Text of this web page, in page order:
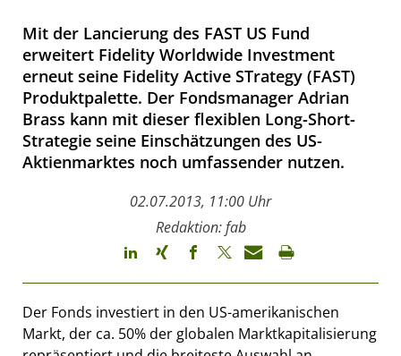
Mit der Lancierung des FAST US Fund
erweitert Fidelity Worldwide Investment
erneut seine Fidelity Active STrategy (FAST)
Produktpalette. Der Fondsmanager Adrian
Brass kann mit dieser flexiblen Long-Short-
Strategie seine Einschätzungen des US-
Aktienmarktes noch umfassender nutzen.
02.07.2013, 11:00 Uhr
Redaktion: fab
Der Fonds investiert in den US-amerikanischen
Markt, der ca. 50% der globalen Marktkapitalisierung